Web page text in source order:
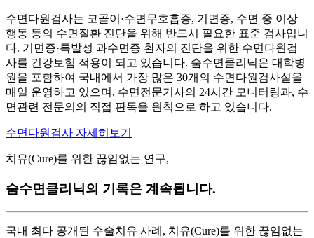
수면다원검사는 코골이·수면무호흡증, 기면증, 수면 중 이상
행동 등의 수면질환 진단을 위해 반드시 필요한 표준 검사입니
다. 기면증·특발성 과수면증 환자의 진단을 위한 수면다원검
사를 건강보험 적용이 되고 있습니다. 숨수면클리닉은 대학병
원을 포함하여 국내에서 가장 많은 30개의 수면다원검사실을
매일 운영하고 있으며, 수면전문기사의 24시간 모니터링과, 수
면관련 전문의의 직접 판독을 원칙으로 하고 있습니다.
수면다원검사 자세히보기
치유(Cure)를 위한 끊임없는 연구,
숨수면클리닉의 기록은 계속됩니다.
국내 최다 공개된 수술치유 사례, 치유(Cure)를 위한 끊임없는